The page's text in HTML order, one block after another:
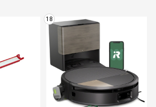
18